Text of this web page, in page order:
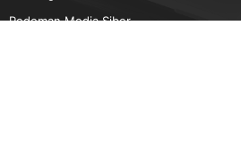
Pedoman Media Siber